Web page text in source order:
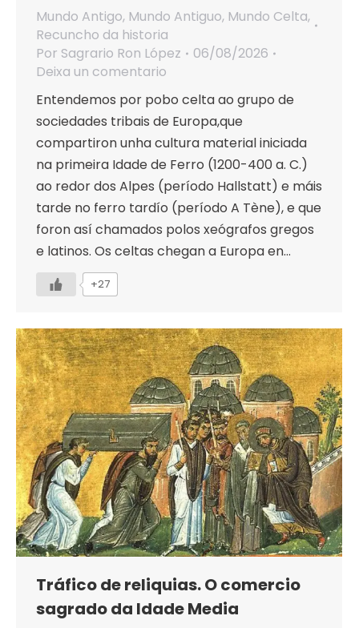
Mundo Antigo, Mundo Antiguo, Mundo Celta,
Recuncho da historia
Por Sagrario Ron López
06/08/2026
Deixa un comentario
Entendemos por pobo celta ao grupo de
sociedades tribais de Europa,que
compartiron unha cultura material iniciada
na primeira Idade de Ferro (1200-400 a. C.)
ao redor dos Alpes (período Hallstatt) e máis
tarde no ferro tardío (período A Tène), e que
foron así chamados polos xeógrafos gregos
e latinos. Os celtas chegan a Europa en…
+27
Tráfico de reliquias. O comercio
sagrado da Idade Media